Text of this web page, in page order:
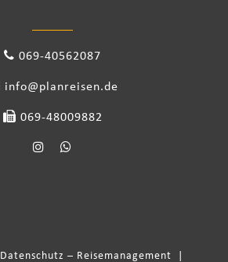
069-40562087
info@planreisen.de
069-48009882
Datenschutz – Reisemanagement